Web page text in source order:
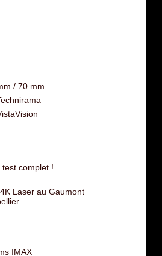
/ 70 mm
complet !
Laser au Gaumont
IMAX